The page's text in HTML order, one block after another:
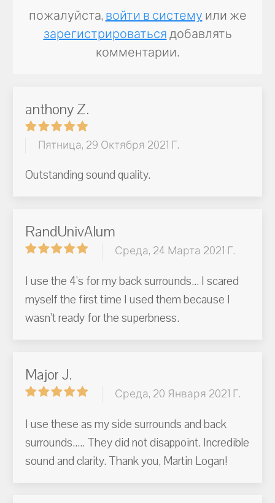
пожалуйста, войти в систему или же
зарегистрироватьсядобавлять
комментарии.
anthony Z.
Пятница, 29 Октября 2021 Г.
Outstanding sound quality.
RandUnivAlum
Среда, 24 Марта 2021 Г.
I use the 4's for my back surrounds... I scared
myself the first time I used them because I
wasn't ready for the superbness.
Major J.
Среда, 20 Января 2021 Г.
I use these as my side surrounds and back
surrounds..... They did not disappoint. Incredible
sound and clarity. Thank you, Martin Logan!